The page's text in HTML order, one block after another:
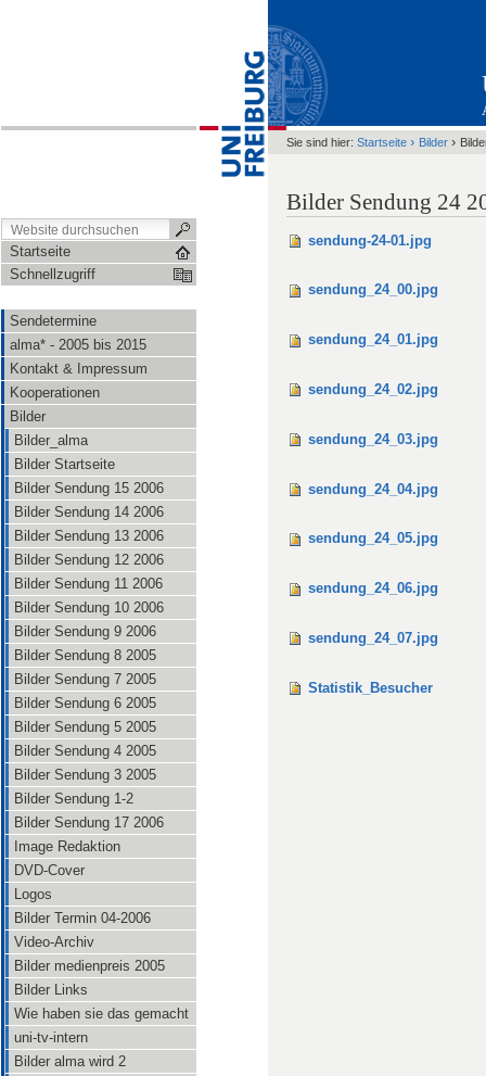
Startseite
Schnellzugriff
Sendetermine
alma* - 2005 bis 2015
Kontakt & Impressum
Kooperationen
Bilder
Bilder_alma
Bilder Startseite
Bilder Sendung 15 2006
Bilder Sendung 14 2006
Bilder Sendung 13 2006
Bilder Sendung 12 2006
Bilder Sendung 11 2006
Bilder Sendung 10 2006
Bilder Sendung 9 2006
Bilder Sendung 8 2005
Bilder Sendung 7 2005
Bilder Sendung 6 2005
Bilder Sendung 5 2005
Bilder Sendung 4 2005
Bilder Sendung 3 2005
Bilder Sendung 1-2
Bilder Sendung 17 2006
Image Redaktion
DVD-Cover
Logos
Bilder Termin 04-2006
Video-Archiv
Bilder medienpreis 2005
Bilder Links
Wie haben sie das gemacht
uni-tv-intern
Bilder alma wird 2
Sie sind hier: Startseite › Bilder ›
Bilder Sendung 24
sendung-24-01.jpg
sendung_24_00.jpg
sendung_24_01.jpg
sendung_24_02.jpg
sendung_24_03.jpg
sendung_24_04.jpg
sendung_24_05.jpg
sendung_24_06.jpg
sendung_24_07.jpg
Statistik_Besucher